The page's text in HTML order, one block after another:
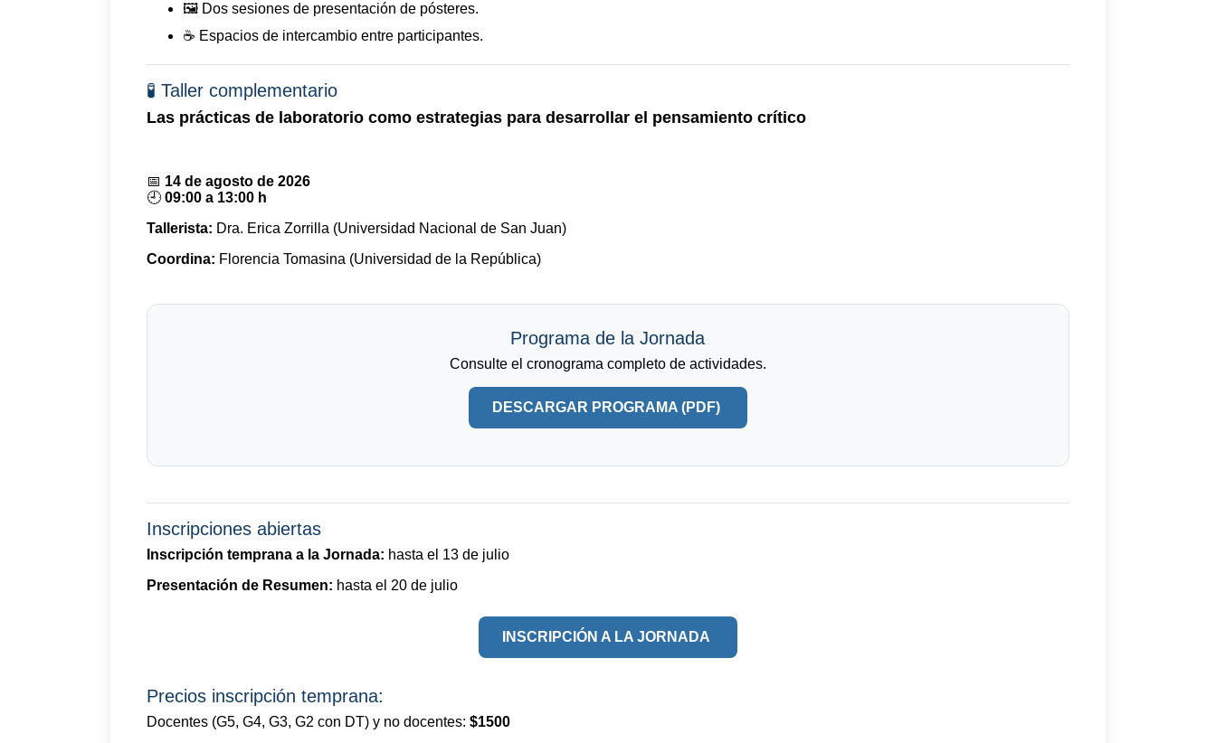
🖼️ Dos sesiones de presentación de pósteres.
☕ Espacios de intercambio entre participantes.
🧪 Taller complementario
Las prácticas de laboratorio como estrategias para desarrollar el pensamiento crítico
📅 14 de agosto de 2026
🕘 09:00 a 13:00 h
Tallerista: Dra. Erica Zorrilla (Universidad Nacional de San Juan)
Coordina: Florencia Tomasina (Universidad de la República)
Programa de la Jornada
Consulte el cronograma completo de actividades.
DESCARGAR PROGRAMA (PDF)
Inscripciones abiertas
Inscripción temprana a la Jornada: hasta el 13 de julio
Presentación de Resumen: hasta el 20 de julio
INSCRIPCIÓN A LA JORNADA
Precios inscripción temprana:
Docentes (G5, G4, G3, G2 con DT) y no docentes: $1500